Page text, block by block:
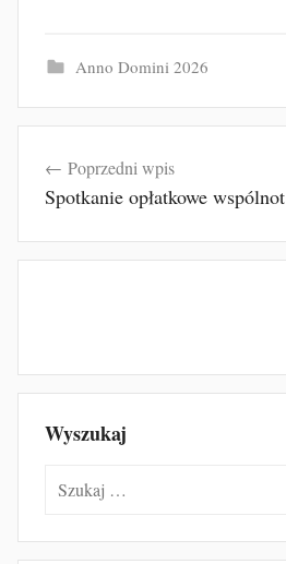
Anno Domini 2026
wpisuPoprzedni wpis
Spotkanie opłatkowe wspólnot
Wyszukaj
Szukaj: